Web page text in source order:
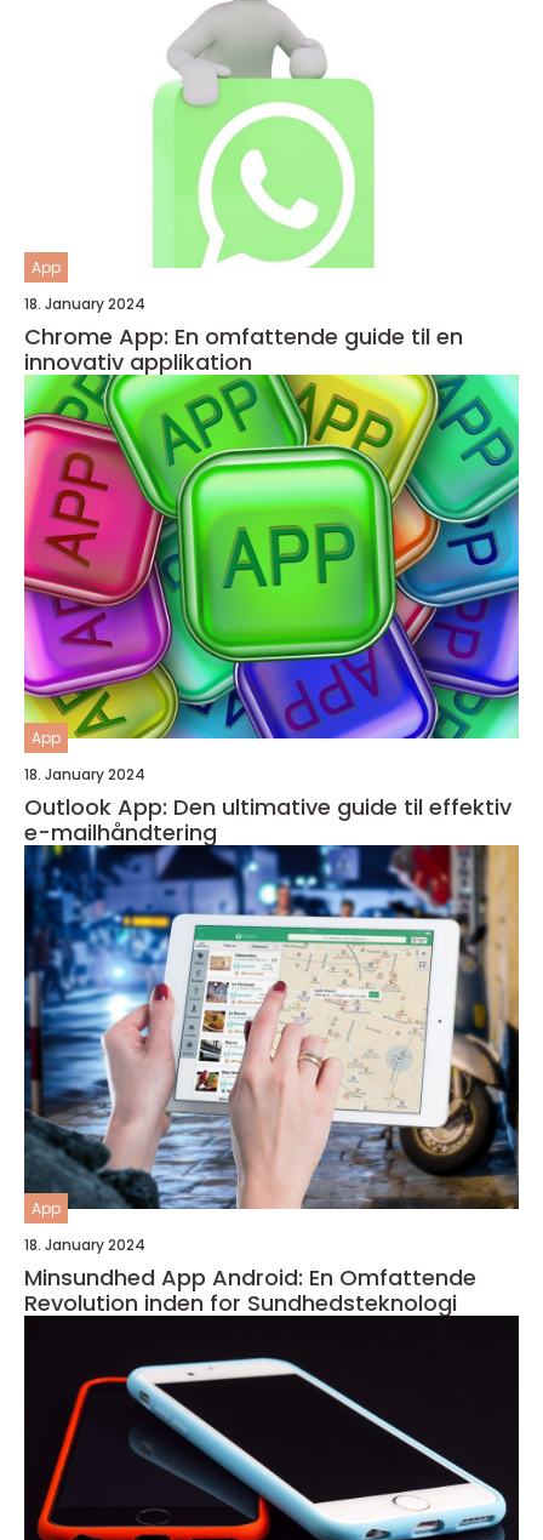
App
18. January 2024
Chrome App: En omfattende guide til en
innovativ applikation
App
18. January 2024
Outlook App: Den ultimative guide til effektiv
e-mailhåndtering
App
18. January 2024
Minsundhed App Android: En Omfattende
Revolution inden for Sundhedsteknologi